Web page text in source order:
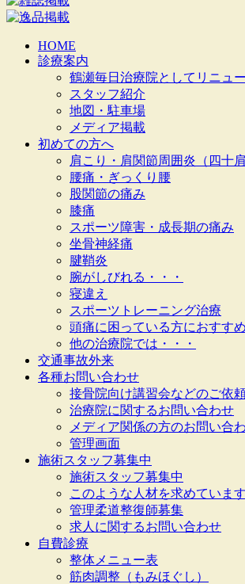
HOME
診療案内
鶴瀬毎日治療院としてリニュ
スタッフ紹介
地図・駐車場
メディア掲載
初めての方へ
肩こり・肩関節周囲炎（四十
腰痛・ぎっくり腰
股関節の痛み
膝痛
スポーツ障害・成長期の痛み
坐骨神経痛
腱鞘炎
腕がしびれる・・・
寝違え
スポーツトレーニング治療
頭痛に困っている方におすすめ
他の治療院では・・・
交通事故外来
各種お問い合わせ
接骨院向け講習会などのご依
治療院に関するお問い合わせ
メディア関係の方のお問い合
管理画面
施術スタッフ募集中
施術スタッフ募集中
このような人材を求めています
管理柔道整復師募集
求人に関するお問い合わせ
自費診療
整体メニュー表
筋肉調整（もみほぐし）